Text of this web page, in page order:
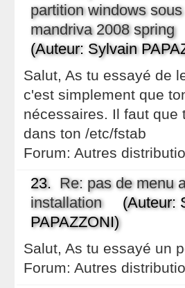
partition windows sous
mandriva 2008 spring
(Auteur: Sylvain
Salut, As tu essayé de
c'est simplement que
nécessaires. Il faut que
dans ton /etc/fstab
Forum: Autres
23. Re: pas de menu
installation(Auteur:
PAPAZZONI)
Salut, As tu essayé un
Forum: Autres